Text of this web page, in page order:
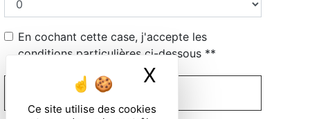
Ce site utilise des cookies
X Masquer le
En cochant cette case, j'accepte les
conditions particulières ci-dessous **
ENVOYER